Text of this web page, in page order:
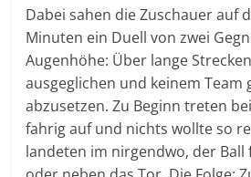
Dabei sahen die Zuschauer auf
Minuten ein Duell von zwei
Augenhöhe: Über lange
ausgeglichen und keinem Team
abzusetzen. Zu Beginn treten
fahrig auf und nichts wollte so
landeten im nirgendwo, der Ball